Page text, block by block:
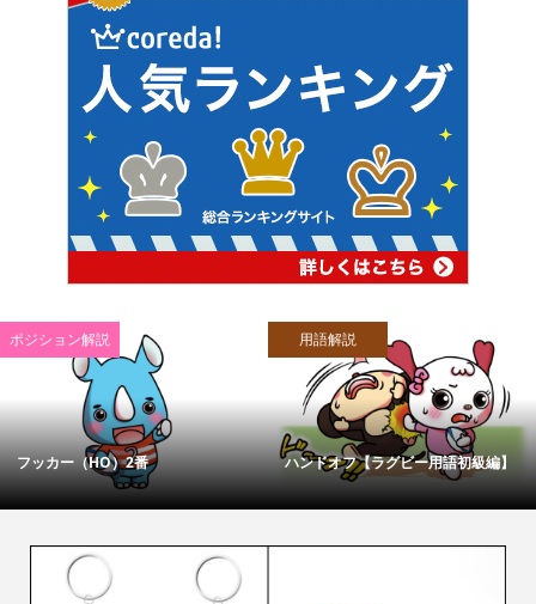
ポジション解説
フッカー（HO）2番
用語解説
ハンドオフ【ラグビー用語初級編】